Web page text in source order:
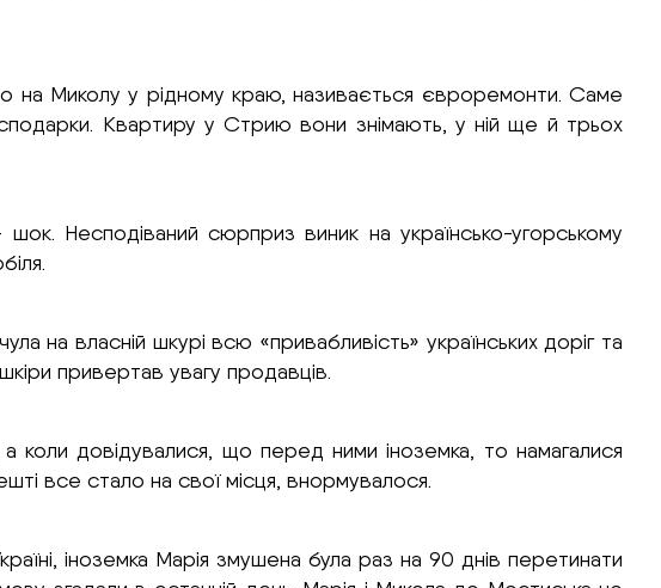
на Миколу у рідному краю, називається євроремонти. Саме
Квартиру у Стрию вони знімають, у ній ще й трьох
Несподіваний сюрприз виник на українсько-угорському
на власній шкурі всю «привабливість» українських доріг та
привертав увагу продавців.
довідувалися, що перед ними іноземка, то намагалися
все стало на свої місця, внормувалося.
іноземка Марія змушена була раз на 90 днів перетинати